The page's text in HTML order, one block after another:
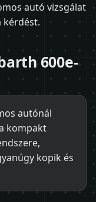
autó vizsgálat
kérdést.
600e-
autónál
kompakt
kopik és